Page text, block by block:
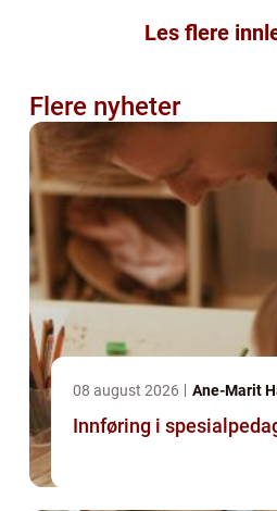
Les flere
Flere nyheter
08 august 2026 Ane-Marit
Innføring i